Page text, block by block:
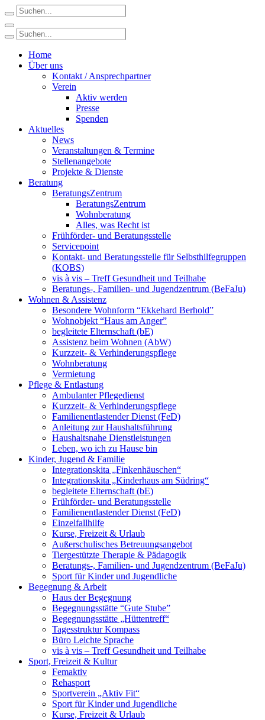
Home
Über uns
Kontakt / Ansprechpartner
Verein
Aktiv werden
Presse
Spenden
Aktuelles
News
Veranstaltungen & Termine
Stellenangebote
Projekte & Dienste
Beratung
BeratungsZentrum
BeratungsZentrum
Wohnberatung
Alles, was Recht ist
Frühförder- und Beratungsstelle
Servicepoint
Kontakt- und Beratungsstelle für Selbsthilfegruppen
(KOBS)
vis à vis – Treff Gesundheit und Teilhabe
Beratungs-, Familien- und Jugendzentrum (BeFaJu)
Wohnen & Assistenz
Besondere Wohnform “Ekkehard Berhold”
Wohnobjekt “Haus am Anger”
begleitete Elternschaft (bE)
Assistenz beim Wohnen (AbW)
Kurzzeit- & Verhinderungspflege
Wohnberatung
Vermietung
Pflege & Entlastung
Ambulanter Pflegedienst
Kurzzeit- & Verhinderungspflege
Familienentlastender Dienst (FeD)
Anleitung zur Haushaltsführung
Haushaltsnahe Dienstleistungen
Leben, wo ich zu Hause bin
Kinder, Jugend & Familie
Integrationskita „Finkenhäuschen“
Integrationskita „Kinderhaus am Südring“
begleitete Elternschaft (bE)
Frühförder- und Beratungsstelle
Familienentlastender Dienst (FeD)
Einzelfallhilfe
Kurse, Freizeit & Urlaub
Außerschulisches Betreuungsangebot
Tiergestützte Therapie & Pädagogik
Beratungs-, Familien- und Jugendzentrum (BeFaJu)
Sport für Kinder und Jugendliche
Begegnung & Arbeit
Haus der Begegnung
Begegnungsstätte “Gute Stube”
Begegnungsstätte „Hüttentreff“
Tagesstruktur Kompass
Büro Leichte Sprache
vis à vis – Treff Gesundheit und Teilhabe
Sport, Freizeit & Kultur
Femaktiv
Rehasport
Sportverein „Aktiv Fit“
Sport für Kinder und Jugendliche
Kurse, Freizeit & Urlaub